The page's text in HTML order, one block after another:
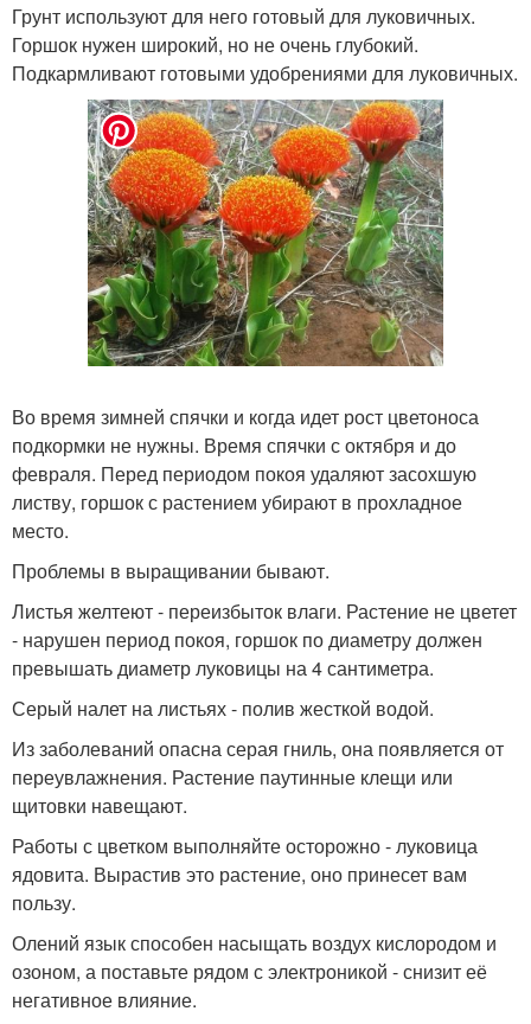
Грунт используют для него готовый для луковичных.
Горшок нужен широкий, но не очень глубокий.
Подкармливают готовыми удобрениями для луковичных.
Во время зимней спячки и когда идет рост цветоноса
подкормки не нужны. Время спячки с октября и до
февраля. Перед периодом покоя удаляют засохшую
листву, горшок с растением убирают в прохладное
место.
Проблемы в выращивании бывают.
Листья желтеют - переизбыток влаги. Растение не цветет
- нарушен период покоя, горшок по диаметру должен
превышать диаметр луковицы на 4 сантиметра.
Серый налет на листьях - полив жесткой водой.
Из заболеваний опасна серая гниль, она появляется от
переувлажнения. Растение паутинные клещи или
щитовки навещают.
Работы с цветком выполняйте осторожно - луковица
ядовита. Вырастив это растение, оно принесет вам
пользу.
Олений язык способен насыщать воздух кислородом и
озоном, а поставьте рядом с электроникой - снизит её
негативное влияние.